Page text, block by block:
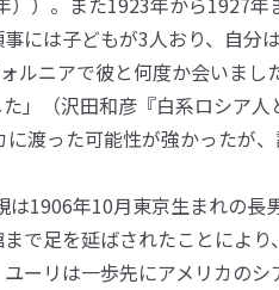
には子どもが3人おり、自分
ニアで彼と何度か会いました
」（沢田和彦『白系ロシア人
渡った可能性が強かったが
1906年10月東京生まれの長
で足を延ばされたことにより
ーリは一歩先にアメリカのシ